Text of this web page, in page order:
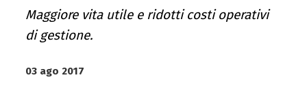
Maggiore vita utile e ridotti costi operativi
di gestione.
03 ago 2017